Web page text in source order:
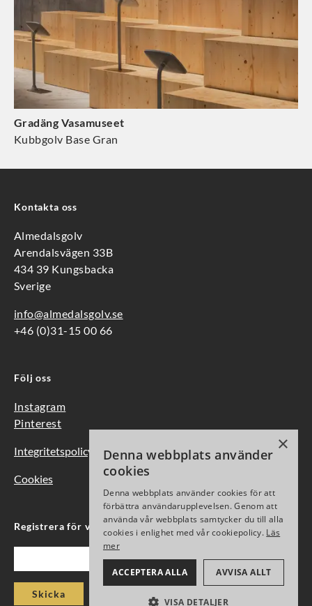
Gradäng Vasamuseet
Kubbgolv Base Gran
Kontakta oss
Almedalsgolv
Arendalsvägen 33B
434 39 Kungsbacka
Sverige
info@almedalsgolv.se
+46 (0)31-15 00 66
Följ oss
Instagram
Pinterest
Integritetspolicy
Cookies
Registrera för vårt nyhetsbrev
Skicka
×
Denna webbplats använder
cookies
Denna webbplats använder cookies för att
förbättra användarupplevelsen. Genom att
använda vår webbplats samtycker du till alla
cookies i enlighet med vår cookiepolicy. Läs
mer
ACCEPTERA ALLA AVVISA ALLT
VISA DETALJER